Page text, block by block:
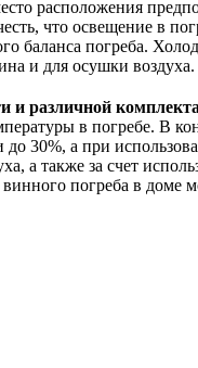
расположения
что освещение в
баланса погреба.
и для осушки воздуха.
различной
в погребе. В
30%, а при
а также за счет
погреба в доме